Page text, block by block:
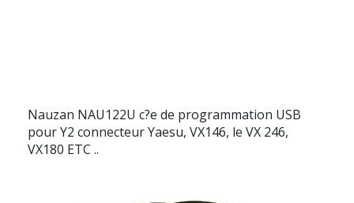
Nauzan NAU122U c?e de programmation USB
pour Y2 connecteur Yaesu, VX146, le VX 246,
VX180 ETC ..